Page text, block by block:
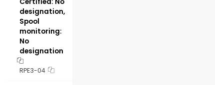
designation,
Spool
monitoring:
No
designation
RPE3-04